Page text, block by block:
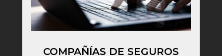
COMPAÑÍAS DE SEGUROS